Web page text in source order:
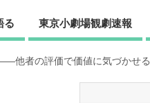
る 東京小劇場観劇速報
他者の評価で価値に気づかせる